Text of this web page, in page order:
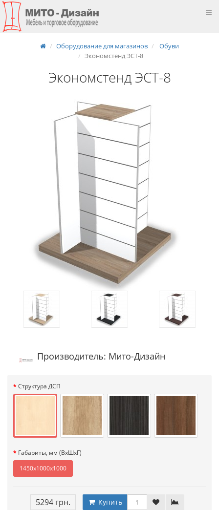
Оборудование для магазинов
Обуви
Экономстенд ЭСТ-8
Экономстенд ЭСТ-8
Производитель: Мито-Дизайн
Структура ДСП
Габариты, мм (ВxШхГ)
1450x1000x1000
5294 грн. Купить